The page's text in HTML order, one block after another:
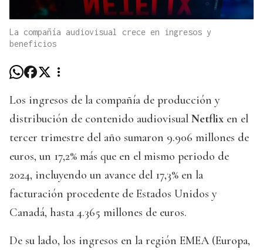
La compañía audiovisual crece en ingresos y
beneficios
Los ingresos de la compañía de producción y
distribución de contenido audiovisual Netflix en el
tercer trimestre del año sumaron 9.906 millones de
euros, un 17,2% más que en el mismo periodo de
2024, incluyendo un avance del 17,3% en la
facturación procedente de Estados Unidos y
Canadá, hasta 4.365 millones de euros.
De su lado, los ingresos en la región EMEA (Europa,